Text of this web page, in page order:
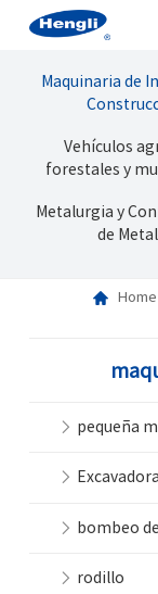
Maquinaria de
Vehículos
forestales y
Metalurgia y
de
Home
pequeña
bombeo
rodillo